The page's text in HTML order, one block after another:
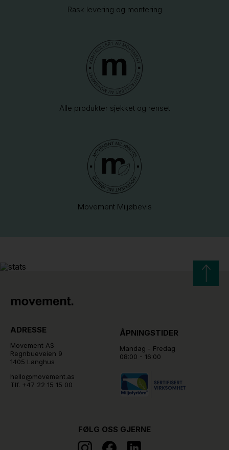
Rask levering og montering
Alle produkter sjekket og renset
Movement Miljøbevis
ADRESSE
Movement AS
Regnbueveien 9
1405 Langhus
hello@movement.as
Tlf. +47 22 15 15 00
ÅPNINGSTIDER
Mandag - Fredag
08:00 - 16:00
FØLG OSS GJERNE